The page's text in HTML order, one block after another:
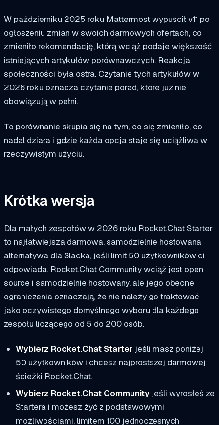
W październiku 2025 roku Mattermost wypuścił v11 po
ogłoszeniu zmian w swoich darmowych ofertach, co
zmieniło rekomendację, którą wciąż podaje większość
istniejących artykułów porównawczych. Reakcja
społeczności była ostra. Czytanie tych artykułów w
2026 roku oznacza czytanie porad, które już nie
obowiązują w pełni.
To porównanie skupia się na tym, co się zmieniło, co
nadal działa i gdzie każda opcja staje się uciążliwa w
rzeczywistym użyciu.
Krótka wersja
Dla małych zespołów w 2026 roku Rocket.Chat Starter
to najłatwiejsza darmowa, samodzielnie hostowana
alternatywa dla Slacka, jeśli limit 50 użytkowników ci
odpowiada. Rocket.Chat Community wciąż jest open
source i samodzielnie hostowany, ale jego obecne
ograniczenia oznaczają, że nie należy go traktować
jako oczywistego domyślnego wyboru dla każdego
zespołu liczącego od 5 do 200 osób.
Wybierz Rocket.Chat Starter jeśli masz poniżej
50 użytkowników i chcesz najprostszej darmowej
ścieżki Rocket.Chat.
Wybierz Rocket.Chat Communityjeśli wyrosłeś ze
Startera i możesz żyć z podstawowymi
możliwościami, limitem 100 jednoczesnych